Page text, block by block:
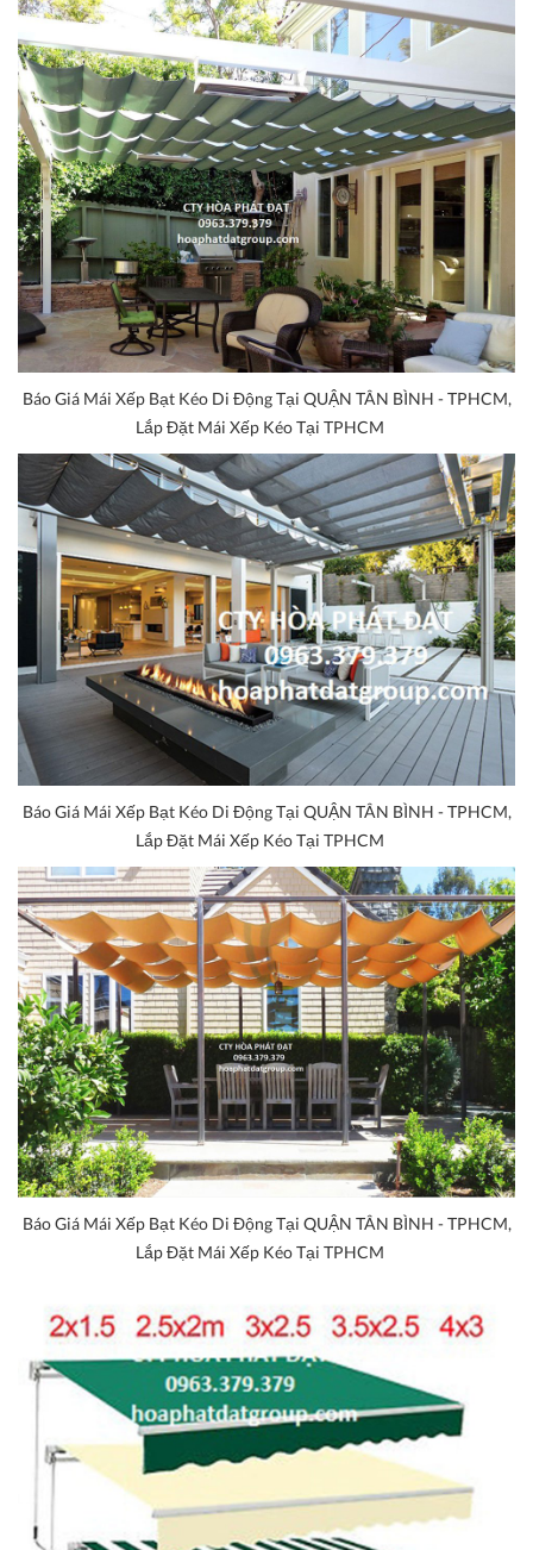
Báo Giá Mái Xếp Bạt Kéo Di Động Tại QUẬN TÂN BÌNH - TPHCM,
Lắp Đặt Mái Xếp Kéo Tại TPHCM
Báo Giá Mái Xếp Bạt Kéo Di Động Tại QUẬN TÂN BÌNH - TPHCM,
Lắp Đặt Mái Xếp Kéo Tại TPHCM
Báo Giá Mái Xếp Bạt Kéo Di Động Tại QUẬN TÂN BÌNH - TPHCM,
Lắp Đặt Mái Xếp Kéo Tại TPHCM